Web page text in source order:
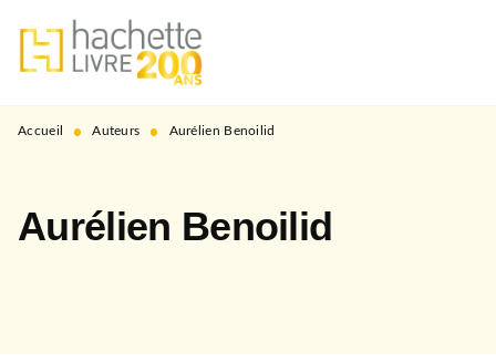
MENU RECHERCHE
PIED DE PAGE
Accueil • Auteurs • Aurélien Benoilid
Aurélien Benoilid